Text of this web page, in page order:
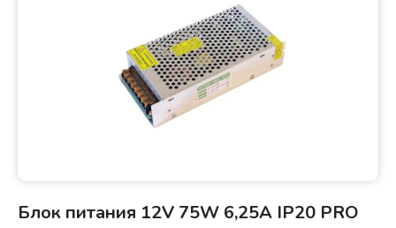
Блок питания 12V 75W 6,25A IP20 PRO